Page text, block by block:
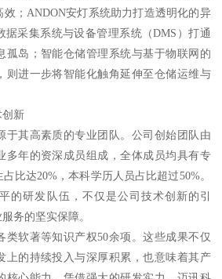
；ANDON安灯系统助力打造透明化的异
据采集系统与设备管理系统（DMS）打通
孤岛；智能仓储管理系统与基于物联网的
则进一步将智能化触角延伸至仓储运维与
创新
于其高素质的专业团队。公司创始团队由
多年的资深成员组成，全体成员均具有专
比达20%，本科学历人员占比超过50%。
的研发队伍，不仅是公司技术创新的引
务的坚实保障。
类软著等知识产权50余项。这些成果不仅
上的持续投入与深厚积累，也意味着其产